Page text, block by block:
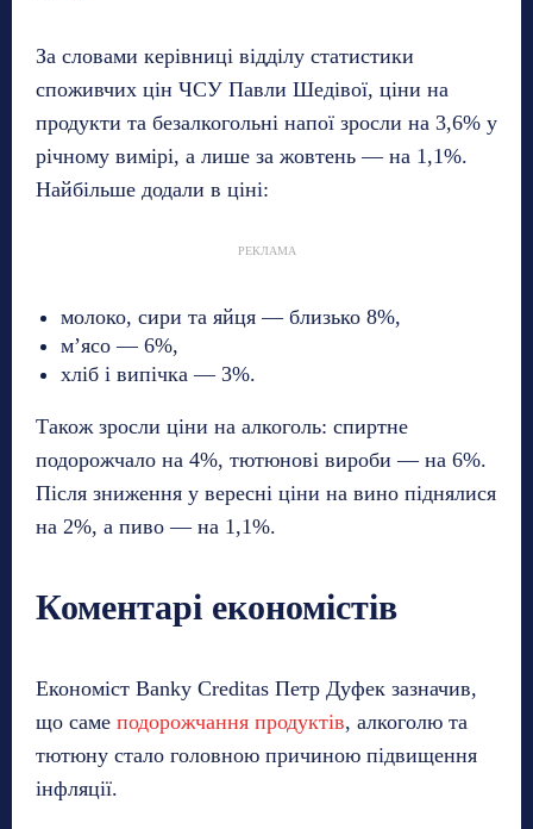
За словами керівниці відділу статистики
споживчих цін ЧСУ Павли Шедівої, ціни на
продукти та безалкогольні напої зросли на 3,6% у
річному вимірі, а лише за жовтень — на 1,1%.
Найбільше додали в ціні:
РЕКЛАМА
молоко, сири та яйця — близько 8%,
м’ясо — 6%,
хліб і випічка — 3%.
Також зросли ціни на алкоголь: спиртне
подорожчало на 4%, тютюнові вироби — на 6%.
Після зниження у вересні ціни на вино піднялися
на 2%, а пиво — на 1,1%.
Коментарі економістів
Економіст Banky Creditas Петр Дуфек зазначив,
що саме подорожчання продуктів, алкоголю та
тютюну стало головною причиною підвищення
інфляції.